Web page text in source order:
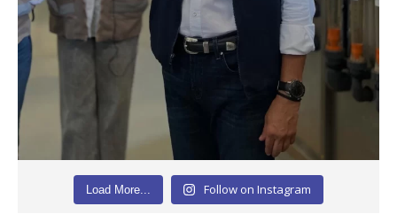
Load More... Follow on Instagram